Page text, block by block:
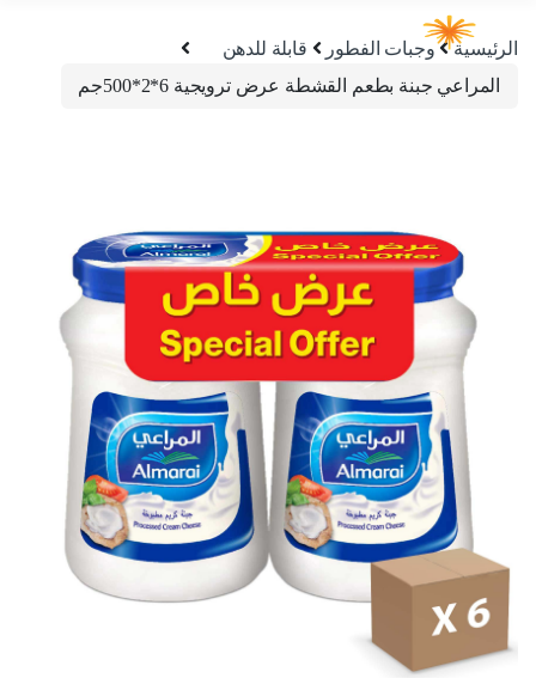
الرئيسية وجبات الفطور
قابلة للدهن
المراعي جبنة بطعم القشطة عرض ترويجية 6*2*500جم